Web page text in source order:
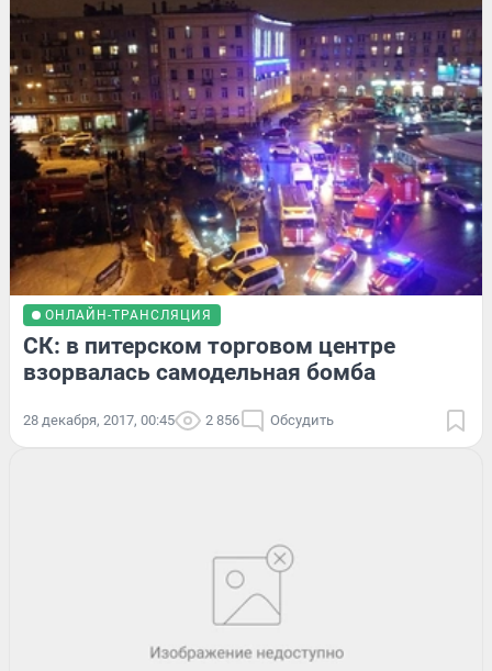
ОНЛАЙН-ТРАНСЛЯЦИЯ
СК: в питерском торговом центре
взорвалась самодельная бомба
28 декабря, 2017, 00:45 2 856 Обсудить